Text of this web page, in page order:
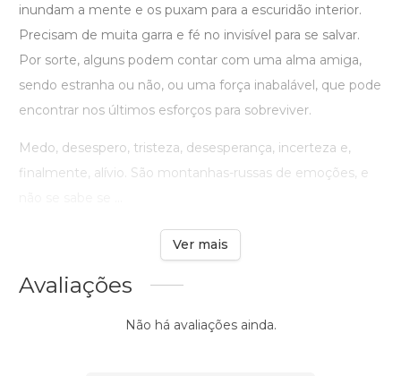
inundam a mente e os puxam para a escuridão interior.
Precisam de muita garra e fé no invisível para se salvar.
Por sorte, alguns podem contar com uma alma amiga,
sendo estranha ou não, ou uma força inabalável, que pode
encontrar nos últimos esforços para sobreviver.
Medo, desespero, tristeza, desesperança, incerteza e,
finalmente, alívio. São montanhas-russas de emoções, e
Ver mais
Avaliações
Não há avaliações ainda.